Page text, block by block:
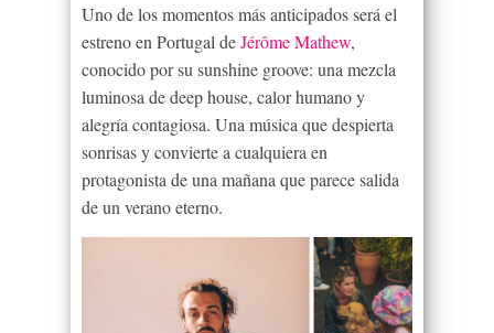
Uno de los momentos más anticipados será el
estreno en Portugal deJérôme Mathew,
conocido por su sunshine groove: una mezcla
luminosa de deep house, calor humano y
alegría contagiosa. Una música que despierta
sonrisas y convierte a cualquiera en
protagonista de una mañana que parece salida
de un verano eterno.